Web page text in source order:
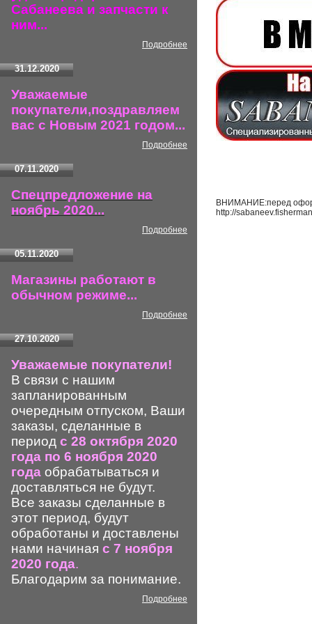
Сабанеева и запчасти к
ним...
Подробнее
31.12.2020
Уважаемые
покупатели,поздравляем
вас с Новым 2021 годом...
Подробнее
07.11.2020
Спецпредложение на
ноябрь 2020...
Подробнее
05.11.2020
Магазины работают в
обычном режиме...
Подробнее
27.10.2020
Уважаемые покупатели!
В связи с нашим
запланированным
очередным отпуском, Ваши
заказы, сделанные в
период с 28 октября 2020
года по 6 ноября 2020
года обрабатываться и
доставляться не будут.
Все заказы сделанные в
этот период, будут
обработаны и доставлены
нами начиная с 7 ноября
2020 года.
Благодарим за понимание.
Подробнее
ВНИМАНИЕ:перед
http://